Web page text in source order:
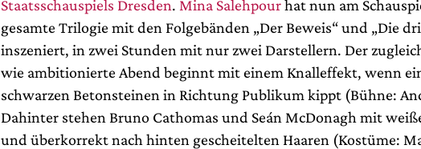
Staatsschauspiels Dresden. Mina Salehpourhat nun am
gesamte Trilogie mit den Folgebänden „Der Beweis“ und „Die
inszeniert, in zwei Stunden mit nur zwei Darstellern. Der
wie ambitionierte Abend beginnt mit einem Knalleffekt, wenn
schwarzen Betonsteinen in Richtung Publikum kippt (Bühne:
Dahinter stehen Bruno Cathomas und Seán McDonagh mit
und überkorrekt nach hinten gescheitelten Haaren (Kostüme: